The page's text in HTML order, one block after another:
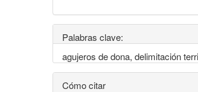
Palabras clave:
agujeros de dona, delimitación
Cómo citar